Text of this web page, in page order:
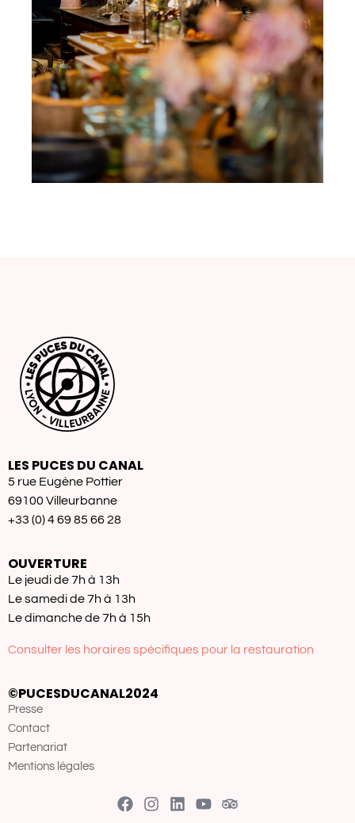
LES PUCES DU CANAL
5 rue Eugène Pottier
69100 Villeurbanne
+33 (0) 4 69 85 66 28
OUVERTURE
Le jeudi de 7h à 13h
Le samedi de 7h à 13h
Le dimanche de 7h à 15h
Consulter les horaires spécifiques pour la restauration
©PUCESDUCANAL2024
Presse
Contact
Partenariat
Mentions légales